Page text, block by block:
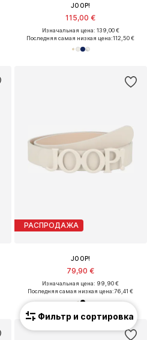
JOOP!
115,00 €
Изначальная цена: 139,00 €
Последняя самая низкая цена:112,50 €
РАСПРОДАЖА
JOOP!
79,90 €
Изначальная цена: 99,90 €
Последняя самая низкая цена:76,41 €
Фильтр и сортировка